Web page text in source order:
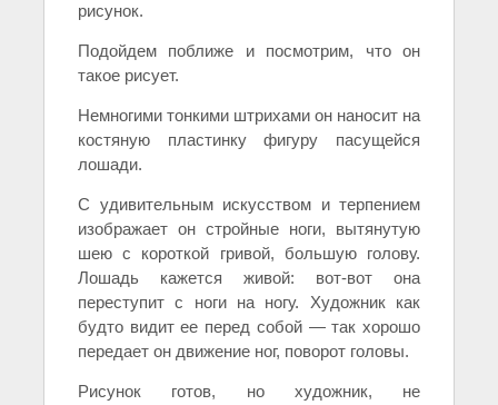
рисунок.
Подойдем поближе и посмотрим, что он
такое рисует.
Немногими тонкими штрихами он наносит на
костяную пластинку фигуру пасущейся
лошади.
С удивительным искусством и терпением
изображает он стройные ноги, вытянутую
шею с короткой гривой, большую голову.
Лошадь кажется живой: вот-вот она
переступит с ноги на ногу. Художник как
будто видит ее перед собой — так хорошо
передает он движение ног, поворот головы.
Рисунок готов, но художник, не